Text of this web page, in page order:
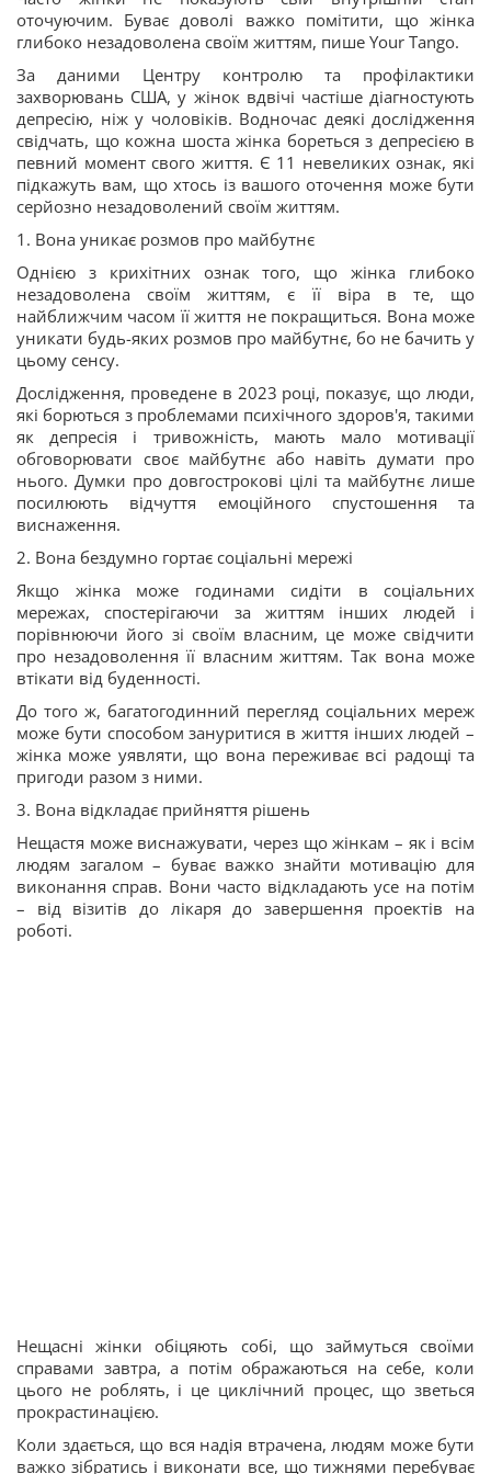
оточуючим. Буває доволі важко помітити, що жінка
глибоко незадоволена своїм життям, пише Your Tango.
За даними Центру контролю та профілактики
захворювань США, у жінок вдвічі частіше діагностують
депресію, ніж у чоловіків. Водночас деякі дослідження
свідчать, що кожна шоста жінка бореться з депресією в
певний момент свого життя. Є 11 невеликих ознак, які
підкажуть вам, що хтось із вашого оточення може бути
серйозно незадоволений своїм життям.
1. Вона уникає розмов про майбутнє
Однією з крихітних ознак того, що жінка глибоко
незадоволена своїм життям, є її віра в те, що
найближчим часом її життя не покращиться. Вона може
уникати будь-яких розмов про майбутнє, бо не бачить у
цьому сенсу.
Дослідження, проведене в 2023 році, показує, що люди,
які борються з проблемами психічного здоров'я, такими
як депресія і тривожність, мають мало мотивації
обговорювати своє майбутнє або навіть думати про
нього. Думки про довгострокові цілі та майбутнє лише
посилюють відчуття емоційного спустошення та
виснаження.
2. Вона бездумно гортає соціальні мережі
Якщо жінка може годинами сидіти в соціальних
мережах, спостерігаючи за життям інших людей і
порівнюючи його зі своїм власним, це може свідчити
про незадоволення її власним життям. Так вона може
втікати від буденності.
До того ж, багатогодинний перегляд соціальних мереж
може бути способом зануритися в життя інших людей –
жінка може уявляти, що вона переживає всі радощі та
пригоди разом з ними.
3. Вона відкладає прийняття рішень
Нещастя може виснажувати, через що жінкам – як і всім
людям загалом – буває важко знайти мотивацію для
виконання справ. Вони часто відкладають усе на потім
– від візитів до лікаря до завершення проектів на
роботі.
Нещасні жінки обіцяють собі, що займуться своїми
справами завтра, а потім ображаються на себе, коли
цього не роблять, і це циклічний процес, що зветься
прокрастинацією.
Коли здається, що вся надія втрачена, людям може бути
важко зібратись і виконати все, що тижнями перебуває